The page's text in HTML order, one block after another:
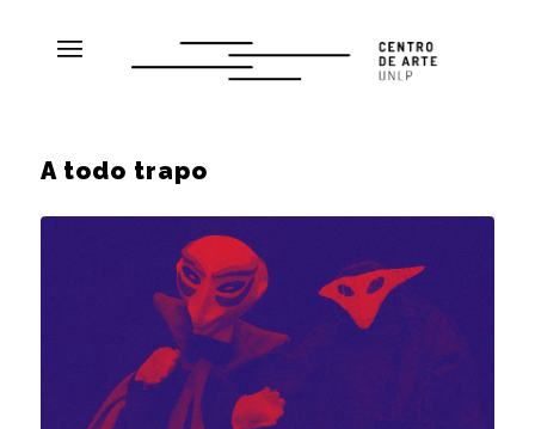
A todo trapo